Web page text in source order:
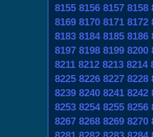
8155 8156 8157 8158
8169 8170 8171 8172
8183 8184 8185 8186
8197 8198 8199 8200
8211 8212 8213 8214
8225 8226 8227 8228
8239 8240 8241 8242
8253 8254 8255 8256
8267 8268 8269 8270